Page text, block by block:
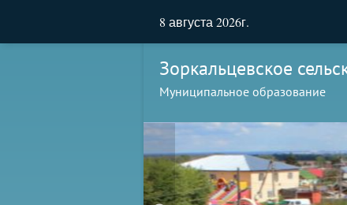
8 августа 2026г.
Зоркальцевское
Муниципальное образование